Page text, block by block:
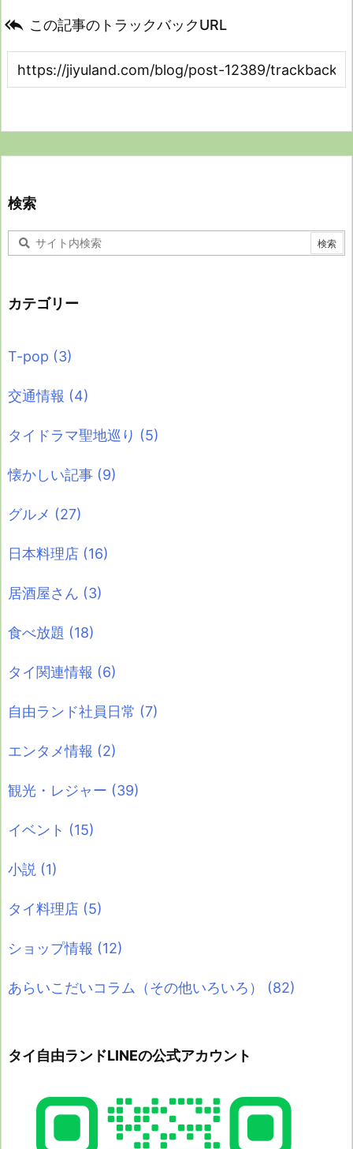
 この記事のトラックバックURL
検索
カテゴリー
T-pop (3)
交通情報 (4)
タイドラマ聖地巡り (5)
懐かしい記事 (9)
グルメ (27)
日本料理店 (16)
居酒屋さん (3)
食べ放題 (18)
タイ関連情報 (6)
自由ランド社員日常 (7)
エンタメ情報 (2)
観光・レジャー (39)
イベント (15)
小説 (1)
タイ料理店 (5)
ショップ情報 (12)
あらいこだいコラム（その他いろいろ） (82)
タイ自由ランドLINEの公式アカウント